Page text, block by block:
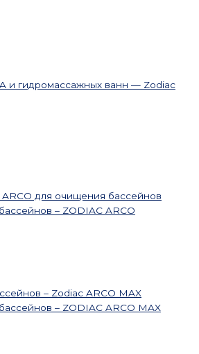
и гидромассажных ванн — Zodiac
для очищения бассейнов
– Zodiac ARCO MAX